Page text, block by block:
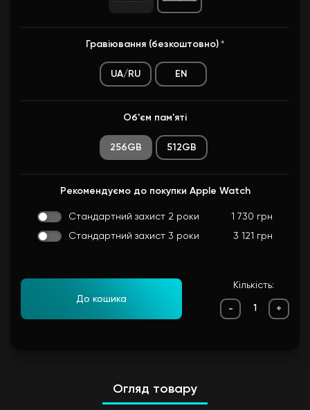
Гравіювання (безкоштовно) *
UA/RU EN
Об'єм пам'яті
256GB 512GB
Рекомендуємо до покупки Apple Watch
Стандартний захист 2 роки
1 730 грн
Стандартний захист 3 роки
3 121 грн
До кошика
Кількість:
- +
Огляд товару